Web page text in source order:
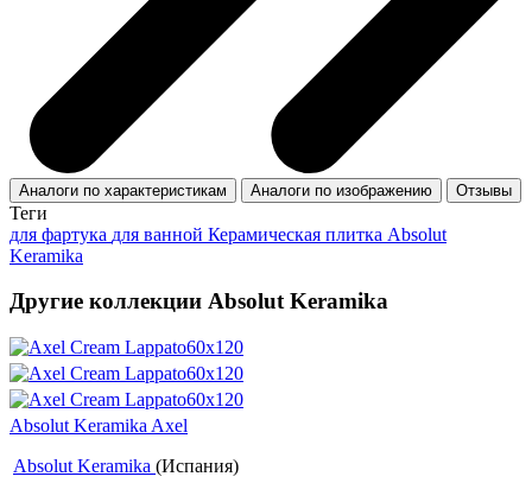
Аналоги по характеристикам Аналоги по изображению Отзывы
Теги
для фартука для ванной Керамическая плитка Absolut
Keramika
Другие коллекции Absolut Keramika
Absolut Keramika Axel
Absolut Keramika (Испания)